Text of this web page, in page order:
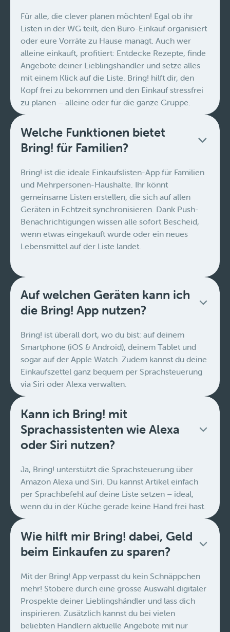
Für alle, die clever planen möchten! Egal ob ihr
Listen in der WG teilt, den Büro-Einkauf organisiert
oder eure Vorräte zu Hause managt. Auch wer
alleine einkauft, profitiert: Entdecke Rezepte, finde
Angebote deiner Lieblingshändler und setze alles
mit einem Klick auf die Liste. Bring! hilft dir, den
Kopf frei zu bekommen und den Einkauf stressfrei
zu planen – alleine oder für die ganze Gruppe.
Welche Funktionen bietet
Bring! für Familien?
Bring! ist die ideale Einkaufslisten-App für Familien
und Mehrpersonen-Haushalte. Ihr könnt
gemeinsame Listen erstellen, die sich auf allen
Geräten in Echtzeit synchronisieren. Dank Push-
Benachrichtigungen wissen alle sofort Bescheid,
wenn etwas eingekauft wurde oder ein neues
Lebensmittel auf der Liste landet.
Auf welchen Geräten kann ich
die Bring! App nutzen?
Bring! ist überall dort, wo du bist: auf deinem
Smartphone (iOS & Android), deinem Tablet und
sogar auf der Apple Watch. Zudem kannst du deine
Einkaufszettel ganz bequem per Sprachsteuerung
via Siri oder Alexa verwalten.
Kann ich Bring! mit
Sprachassistenten wie Alexa
oder Siri nutzen?
Ja, Bring! unterstützt die Sprachsteuerung über
Amazon Alexa und Siri. Du kannst Artikel einfach
per Sprachbefehl auf deine Liste setzen – ideal,
wenn du in der Küche gerade keine Hand frei hast.
Wie hilft mir Bring! dabei, Geld
beim Einkaufen zu sparen?
Mit der Bring! App verpasst du kein Schnäppchen
mehr! Stöbere durch eine grosse Auswahl digitaler
Prospekte deiner Lieblingshändler und lass dich
inspirieren. Zusätzlich kannst du bei vielen
beliebten Händlern aktuelle Angebote mit nur